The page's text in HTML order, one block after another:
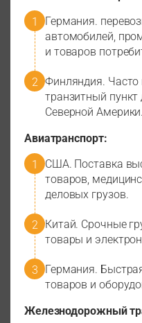
Германия.
автомобилей,
и товаров
Финляндия. Часто
транзитный
Северной Америки.
Авиатранспорт:
США. Поставка
товаров,
деловых грузов.
Китай. Срочные
товары и
Германия.
товаров и
Железнодорожный